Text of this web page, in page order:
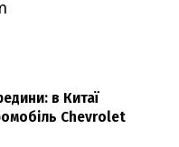
в Китаї
Chevrolet